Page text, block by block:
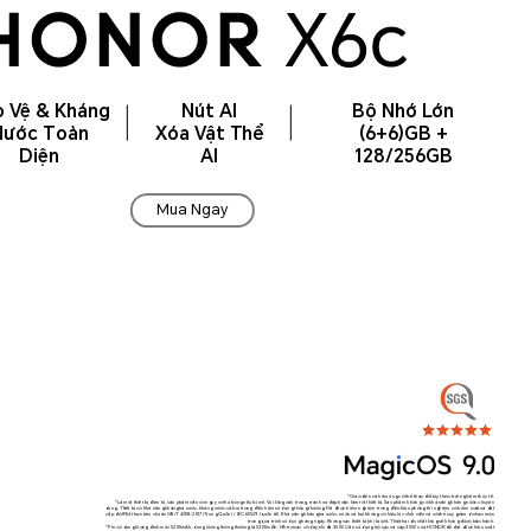
Vệ & Kháng
Toàn
Diện
Nút AI
Xóa Vật Thể
AI
Bộ Nhớ Lớn
(6+6)GB +
128/256GB
Mua Ngay
*Giao diện và hiệu ứng có thể thay đổi tùy theo trải nghiệm thực tế.
*Là một thiết bị điện tử, sản phẩm vẫn có nguy cơ hư hỏng nếu bị rơi. Vui lòng cẩn trọng, tránh va đập hoặc làm rơi thiết bị. Sản phẩm không có khả năng kháng nước chuyên
dụng. Thiết bị có khả năng khángtia nước, kháng nước và bụi trong điều kiện sử dụng thông thường. Đã được kiểm nghiệm trong điều kiện phòng thí nghiệm có kiểm soát và đạt
cấp độ IP64 theo tiêu chuẩn GB/T 4208-2017 (Trung Quốc) / IEC 60529 (quốc tế). Khả năng kháng tia nước, nước và bụi không có hiệu lực vĩnh viễn và có thể suy giảm do hao mòn
trong quá trình sử dụng hàng ngày. Không sạc thiết bị khi bị ướt. Thiệt hại do chất lỏng sẽ không được bảo hành.
*Pin có dung lượng định mức 5200mAh, dung lượng thông thường là 5300mAh. Hỗ trợ sạc có dây tối đa 35W. Cần sử dụng bộ sạc và cáp 35W của HONOR để đạt được hiệu suất